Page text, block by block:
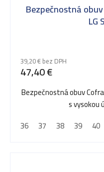
Bezpečnostná obuv
LG
39,20 € bez DPH
47,40 €
Bezpečnostná obuv Cofra
s vysokou
36
37 38 39 40